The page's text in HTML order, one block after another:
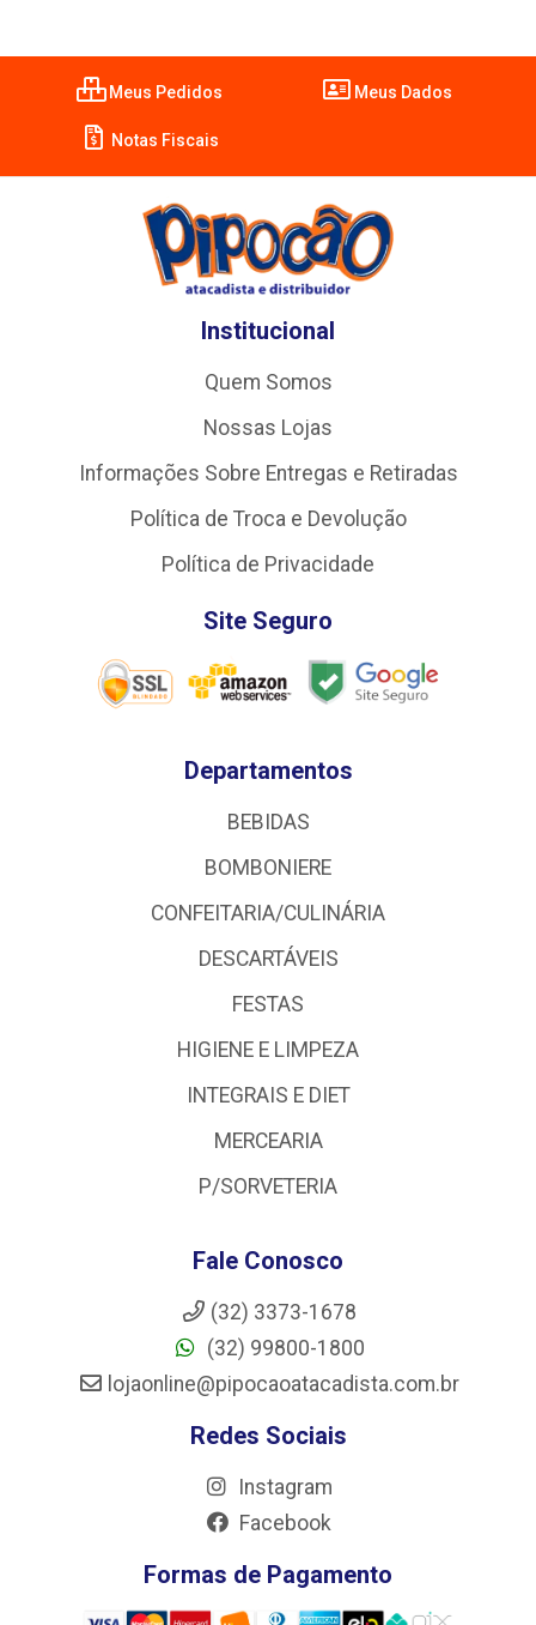
Meus Pedidos Meus Dados
Notas Fiscais
Institucional
Quem Somos
Nossas Lojas
Informações Sobre Entregas e Retiradas
Política de Troca e Devolução
Política de Privacidade
Site Seguro
Departamentos
BEBIDAS
BOMBONIERE
CONFEITARIA/CULINÁRIA
DESCARTÁVEIS
FESTAS
HIGIENE E LIMPEZA
INTEGRAIS E DIET
MERCEARIA
P/SORVETERIA
Fale Conosco
(32) 3373-1678
(32) 99800-1800
lojaonline@pipocaoatacadista.com.br
Redes Sociais
Instagram
Facebook
Formas de Pagamento